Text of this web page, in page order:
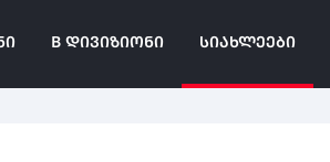
B ᲓᲘᲕᲘᲖᲘᲝᲜᲘ ᲡᲘᲐᲮᲚᲔᲔᲑᲘ